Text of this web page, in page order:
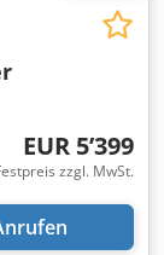
EUR 5’399
zzgl. MwSt.